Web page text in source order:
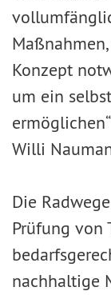
Konzept
um ein
Willi
Die
Prüfung von
nachhaltige